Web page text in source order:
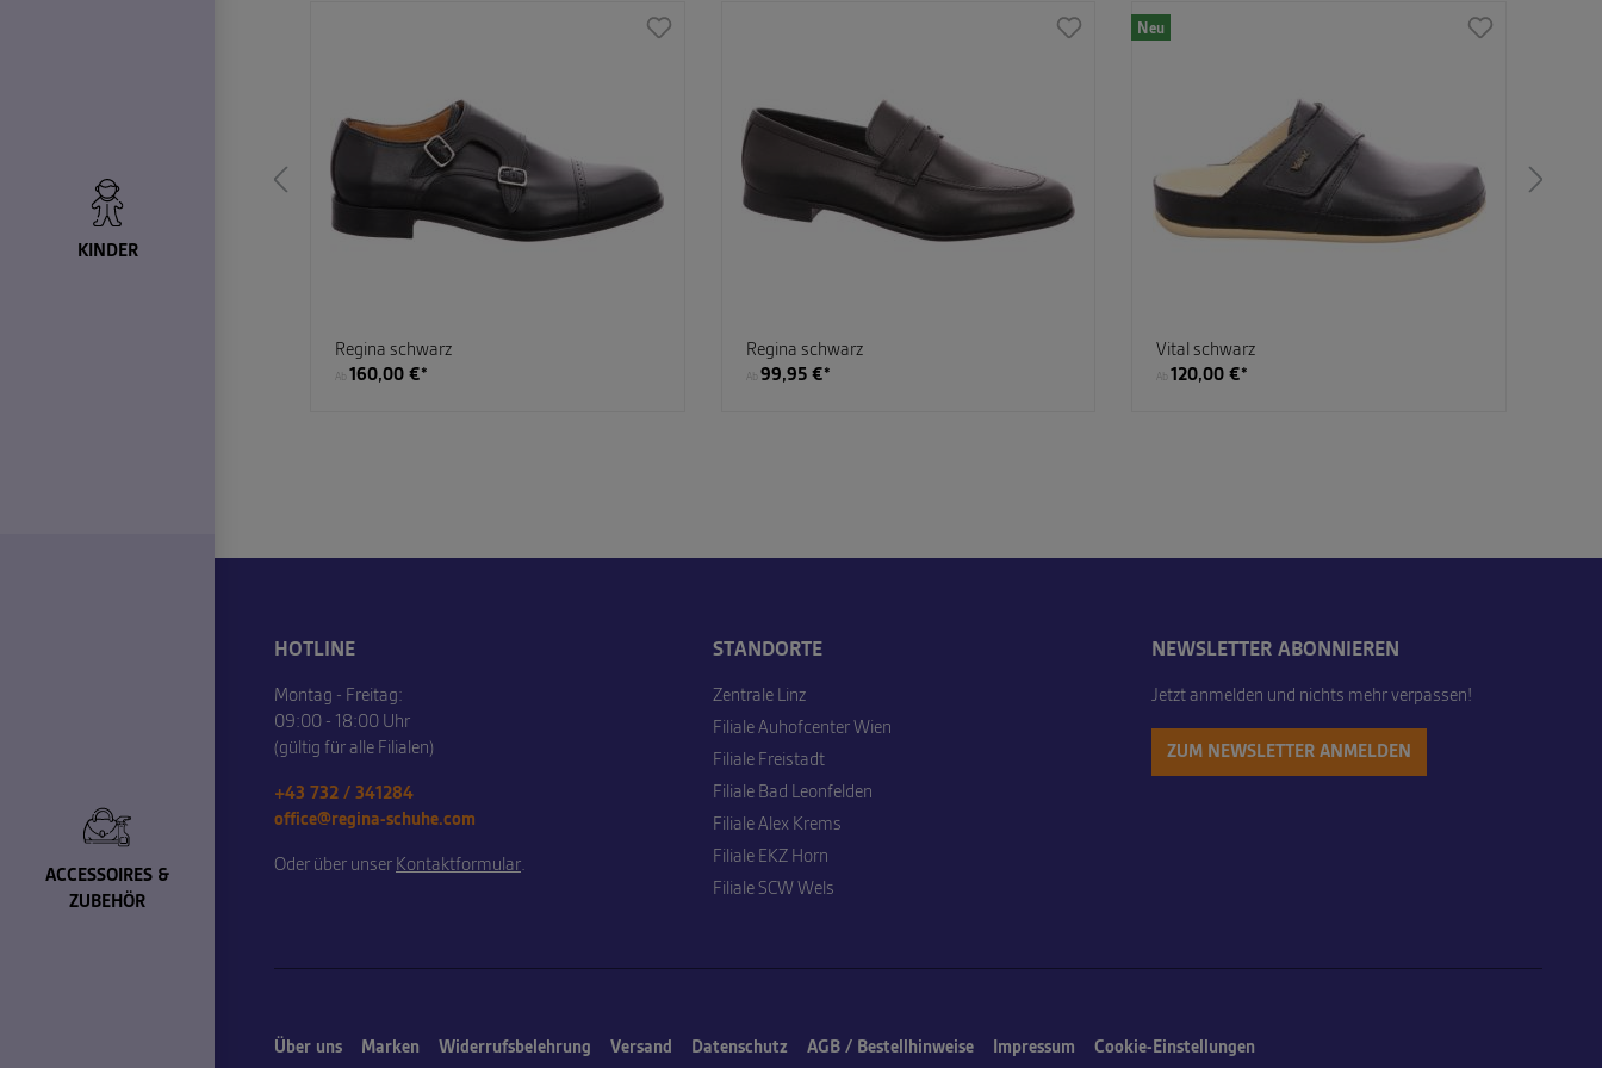
KINDER
ACCESSOIRES &
ZUBEHÖR
Regina schwarz
Ab 160,00 €*
Regina schwarz
Ab 99,95 €*
Neu
Vital schwarz
Ab 120,00 €*
HOTLINE
Montag - Freitag:
09:00 - 18:00 Uhr
(gültig für alle Filialen)
+43 732 / 341284
office@regina-schuhe.com
Oder über unser Kontaktformular.
STANDORTE
Zentrale Linz
Filiale Auhofcenter Wien
Filiale Freistadt
Filiale Bad Leonfelden
Filiale Alex Krems
Filiale EKZ Horn
Filiale SCW Wels
NEWSLETTER ABONNIEREN
Jetzt anmelden und nichts mehr verpassen!
ZUM NEWSLETTER ANMELDEN
Über uns Marken Widerrufsbelehrung Versand Datenschutz AGB / Bestellhinweise Impressum Cookie-Einstellungen